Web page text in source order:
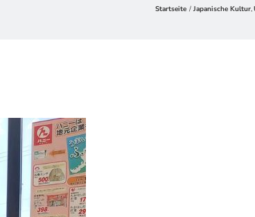
Startseite Japanische Kultur